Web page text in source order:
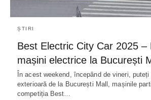
ȘTIRI
Best Electric City Car 2025 –
mașini electrice la București
În acest weekend, începând de vineri,
exterioară de la București Mall, mașinile
competiția Best…